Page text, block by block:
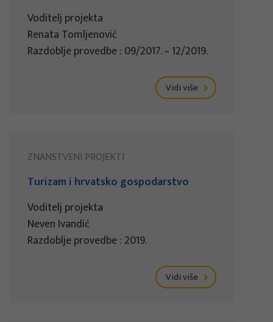
Voditelj projekta
Renata Tomljenović
Razdoblje provedbe : 09/2017. – 12/2019.
Vidi više
ZNANSTVENI PROJEKTI
Turizam i hrvatsko gospodarstvo
Voditelj projekta
Neven Ivandić
Razdoblje provedbe : 2019.
Vidi više